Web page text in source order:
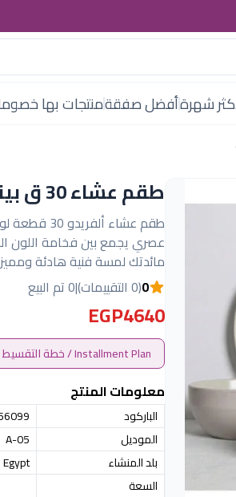
شهرةأفضل صفقةمنتجات بها
طقم عشاء 30 ق بينك ماط الفريدو
عصري يجمع بين فخامة اللون
مائدتك لمسة فنية هادئة
0(0 التقييمات) |0 تم البيع
EGP4640
Installment Plan / خطة التقسيط
معلومات المنتج
الباركود
الموديل
A-05
بلد المنشاء
Egypt
السعة